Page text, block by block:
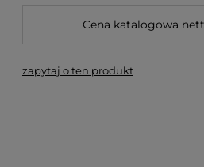
Cena katalogowa
zapytaj o ten produkt